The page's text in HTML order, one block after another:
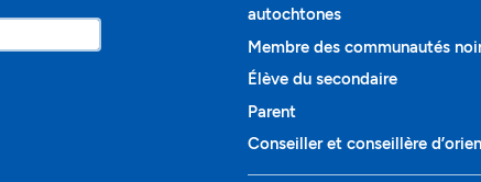
autochtones
Membre des communautés
Élève du secondaire
Parent
Conseiller et conseillère